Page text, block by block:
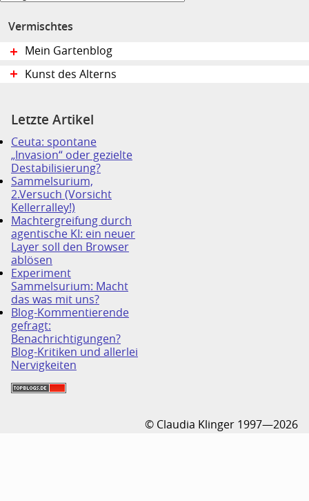
Vermischtes
Mein Gartenblog
Kunst des Alterns
Letzte Artikel
Ceuta: spontane
„Invasion“ oder gezielte
Destabilisierung?
Sammelsurium,
2.Versuch (Vorsicht
Kellerralley!)
Machtergreifung durch
agentische KI: ein neuer
Layer soll den Browser
ablösen
Experiment
Sammelsurium: Macht
das was mit uns?
Blog-Kommentierende
gefragt:
Benachrichtigungen?
Blog-Kritiken und allerlei
Nervigkeiten
© Claudia Klinger 1997—2026